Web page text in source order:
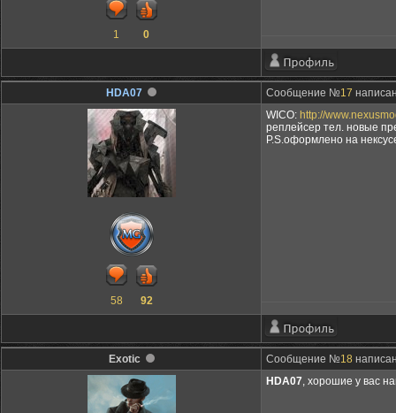
1 0
HDA07 Сообщение №17
58 92
WICO: http://
реплейсер тел. новые
P.S.оформлено на
Exotic Сообщение №18
HDA07, хорошие у вас